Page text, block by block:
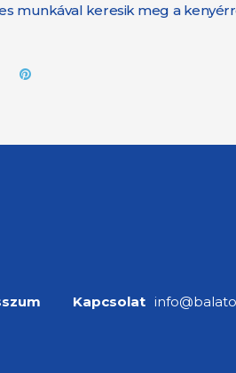
munkával keresik meg a
Kapcsolat